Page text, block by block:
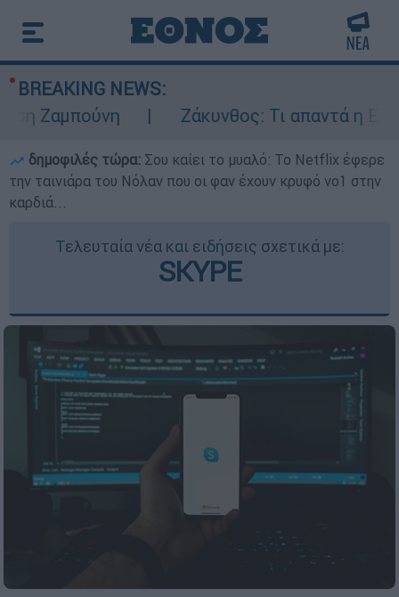
BREAKING NEWS:
Ζάκυνθος: Τι απαντά η ΕΛΑΣ
δημοφιλές τώρα: Σου καίει το μυαλό: Το Netflix έφερε
την ταινιάρα του Νόλαν που οι φαν έχουν κρυφό νο1 στην
καρδιά...
Τελευταία νέα και ειδήσεις σχετικά με:
SKYPE